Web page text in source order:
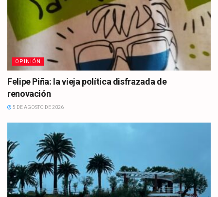
OPINIÓN
Felipe Piña: la vieja política disfrazada de
renovación
5 DE AGOSTO DE 2026